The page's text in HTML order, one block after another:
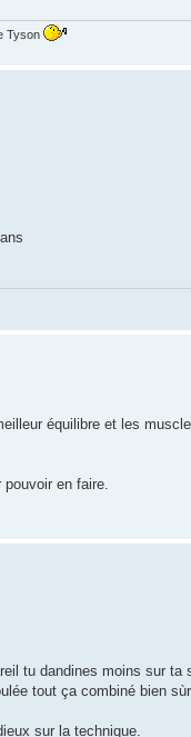
Tyson
équilibre et les
en faire.
tu dandines moins sur ta
tout ça combiné bien
sur la technique.